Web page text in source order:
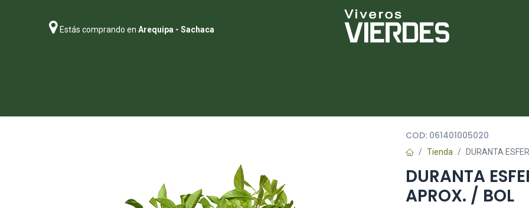
Estás comprando en Arequipa - Sachaca
COD: 061401005020
Tienda DURANTA
DURANTA
APROX. / BOL